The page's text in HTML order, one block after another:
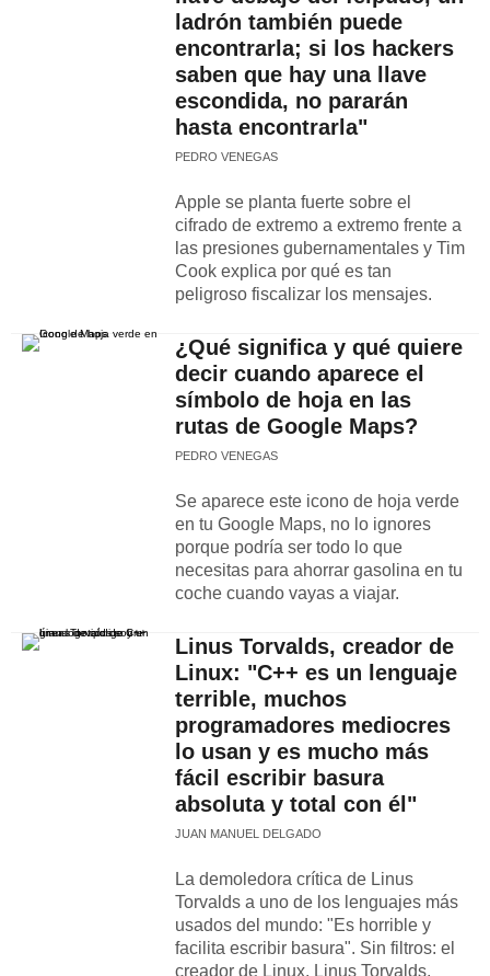
ladrón también puede
encontrarla; si los hackers
saben que hay una llave
escondida, no pararán
hasta encontrarla"
PEDRO VENEGAS
Apple se planta fuerte sobre el
cifrado de extremo a extremo frente a
las presiones gubernamentales y Tim
Cook explica por qué es tan
peligroso fiscalizar los mensajes.
¿Qué significa y qué quiere
decir cuando aparece el
símbolo de hoja en las
rutas de Google Maps?
PEDRO VENEGAS
Se aparece este icono de hoja verde
en tu Google Maps, no lo ignores
porque podría ser todo lo que
necesitas para ahorrar gasolina en tu
coche cuando vayas a viajar.
Linus Torvalds, creador de
Linux: "C++ es un lenguaje
terrible, muchos
programadores mediocres
lo usan y es mucho más
fácil escribir basura
absoluta y total con él"
JUAN MANUEL DELGADO
La demoledora crítica de Linus
Torvalds a uno de los lenguajes más
usados del mundo: "Es horrible y
facilita escribir basura". Sin filtros: el
creador de Linux, Linus Torvalds,